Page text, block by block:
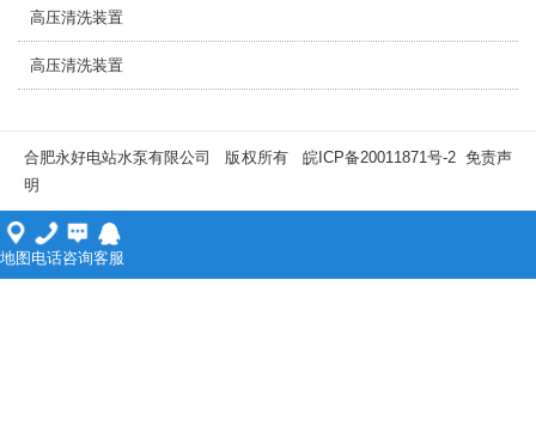
高压清洗装置
高压清洗装置
合肥永好电站水泵有限公司 版权所有 皖ICP备20011871号-2 免责声
明
地图 电话咨询客服